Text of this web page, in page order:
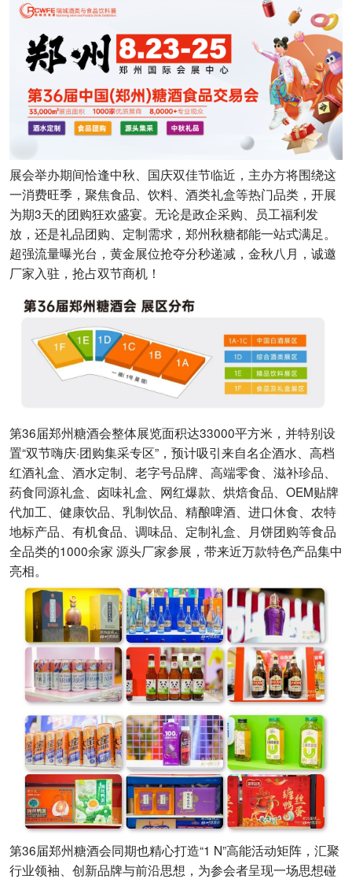
展会举办期间恰逢中秋、国庆双佳节临近，主办方将围绕这
一消费旺季，聚焦食品、饮料、酒类礼盒等热门品类，开展
为期3天的团购狂欢盛宴。无论是政企采购、员工福利发
放，还是礼品团购、定制需求，郑州秋糖都能一站式满足。
超强流量曝光台，黄金展位抢夺分秒递减，金秋八月，诚邀
厂家入驻，抢占双节商机！
第36届郑州糖酒会整体展览面积达33000平方米，并特别设
置“双节嗨庆·团购集采专区”，预计吸引来自名企酒水、高档
红酒礼盒、酒水定制、老字号品牌、高端零食、滋补珍品、
药食同源礼盒、卤味礼盒、网红爆款、烘焙食品、OEM贴牌
代加工、健康饮品、乳制饮品、精酿啤酒、进口休食、农特
地标产品、有机食品、调味品、定制礼盒、月饼团购等食品
全品类的1000余家 源头厂家参展，带来近万款特色产品集中
亮相。
第36届郑州糖酒会同期也精心打造“1 N”高能活动矩阵，汇聚
行业领袖、创新品牌与前沿思想，为参会者呈现一场思想碰